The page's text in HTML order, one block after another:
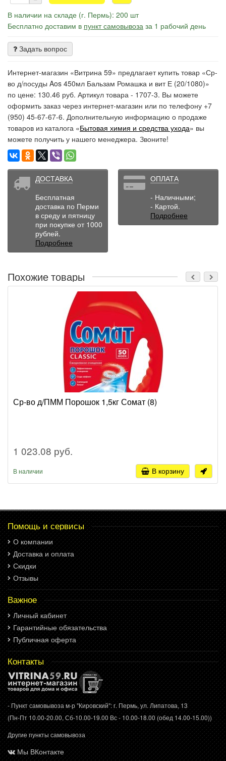
В наличии на складе (г. Пермь): 200 шт
Бесплатно доставим в пункт самовывоза за 1 рабочий день
Задать вопрос
Интернет-магазин «Витрина 59» предлагает купить товар «Ср-
во д/посуды Aos 450мл Бальзам Ромашка и вит Е (20/1080)»
по цене: 130.46 руб. Артикул товара - 1707-3. Вы можете
оформить заказ через интернет-магазин или по телефону +7
(950) 45-67-67-6. Дополнительную информацию о продаже
товаров из каталога «Бытовая химия и средства ухода» вы
можете получить у нашего менеджера. Звоните!
ДОСТАВКА
Бесплатная
доставка по Перми
в среду и пятницу
при покупке от 1000
рублей.
Подробнее
ОПЛАТА
- Наличными;
- Картой.
Подробнее
Похожие товары
Ср-во д/ПММ Порошок 1,5кг Сомат (8)
1 023.08 руб.
В наличии В корзину
Помощь и сервисы
О компании
Доставка и оплата
Скидки
Отзывы
Важное
Личный кабинет
Гарантийные обязательства
Публичная оферта
Контакты
- Пункт самовывоза м-р "Кировский": г. Пермь, ул. Липатова, 13
(Пн-Пт 10.00-20.00, Сб-10.00-19.00 Вс - 10.00-18.00 (обед 14.00-15.00))
Другие пункты самовывоза
Мы ВКонтакте